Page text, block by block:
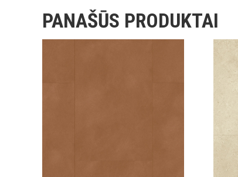
PANAŠŪS PRODUKTAI